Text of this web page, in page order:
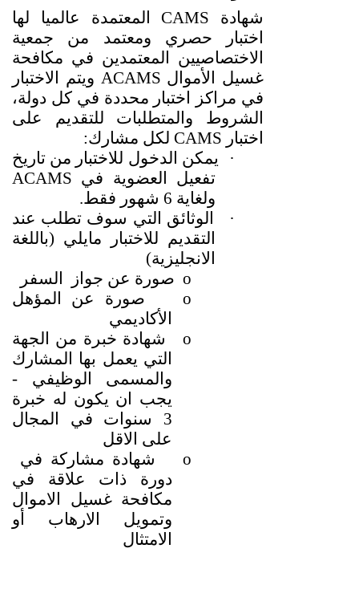
شهادة CAMSالمعتمدة عالميا لها
اختبار حصري ومعتمد من جمعية
الاختصاصيين المعتمدين في مكافحة
غسيل الأموال ACAMS ويتم الاختبار
في مراكز اختبار محددة في كل دولة،
الشروط والمتطلبات للتقديم على
اختبار CAMS لكل مشارك:
·
يمكن الدخول للاختبار من تاريخ
تفعيل العضوية في ACAMS
ولغاية 6 شهور فقط.
·
الوثائق التي سوف تطلب عند
التقديم للاختبار مايلي (باللغة
الانجليزية)
o صورة عن جواز السفر
o
صورة عن المؤهل
الأكاديمي
o
شهادة خبرة من الجهة
التي يعمل بها المشارك
والمسمى الوظيفي -
يجب ان يكون له خبرة
3 سنوات في المجال
على الاقل
o
شهادة مشاركة في
دورة ذات علاقة في
مكافحة غسيل الاموال
وتمويل الارهاب أو
الامتثال